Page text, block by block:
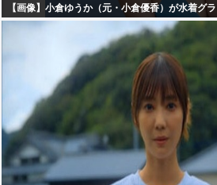
【画像】小倉ゆうか（元・小倉優香）が水着グ